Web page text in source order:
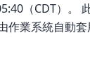
（CDT）。
作業系統自動